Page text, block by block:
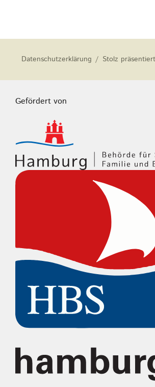
Datenschutzerklärung Stolz
Gefördert von